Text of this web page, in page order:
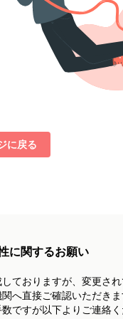
に戻る
に関するお願い
ておりますが、 変更され
へ直接ご確認いただきま
ですが以下よりご連絡く